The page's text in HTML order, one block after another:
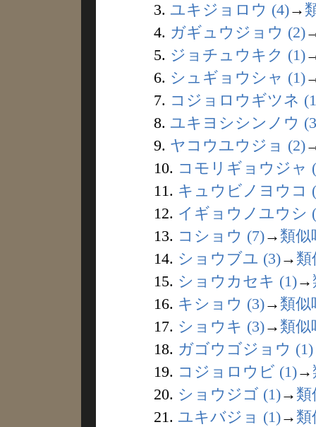
3. ユキジョロウ (4)→
4. ガギュウジョウ (2)
5. ジョチュウキク (1)
6. シュギョウシャ (1)
7. コジョロウギツネ
8. ユキヨシシンノウ
9. ヤコウユウジョ (2)
10. コモリギョウジャ
11. キュウビノヨウコ
12. イギョウノユウシ
13. コショウ (7)→ 類似
14. ショウブユ (3)→ 類
15. ショウカセキ (1)→
16. キショウ (3)→ 類似
17. ショウキ (3)→ 類似
18. ガゴウゴジョウ (1)
19. コジョロウビ (1)→
20. ショウジゴ (1)→ 類
21. ユキバジョ (1)→ 類